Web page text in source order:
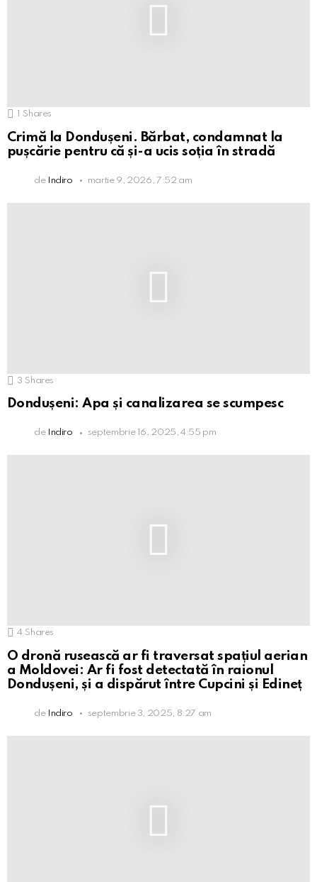
1 Shares
Crimă la Dondușeni. Bărbat, condamnat la
pușcărie pentru că și-a ucis soția în stradă
de Indiro martie 9, 2026, 7:52 am
3 Shares
Dondușeni: Apa și canalizarea se scumpesc
de Indiro septembrie 16, 2025, 4:55 pm
4 Shares
O dronă rusească ar fi traversat spațiul aerian
a Moldovei: Ar fi fost detectată în raionul
Dondușeni, și a dispărut între Cupcini și Edineț
de Indiro septembrie 3, 2025, 8:27 am